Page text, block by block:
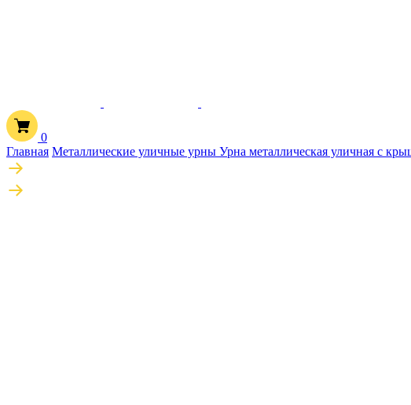
0
Главная Металлические уличные урны Урна металлическая уличная с